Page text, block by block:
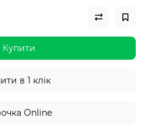
Купити
в 1 клік
Online